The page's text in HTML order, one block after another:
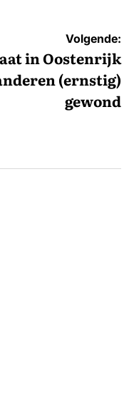
Volgende:
in Oostenrijk
(ernstig)
gewond